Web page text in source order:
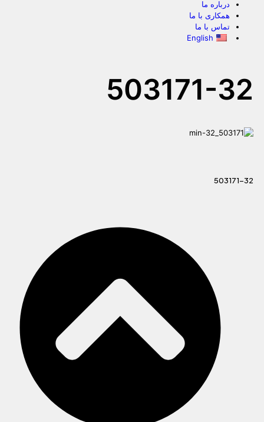
درباره ما
همکاری با ما
تماس با ما
English
503171-32
503171-32